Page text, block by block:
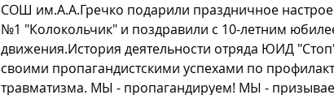
СОШ им.А.А.Гречко подарили праздничное
№1 "Колокольчик" и поздравили с 10-летним
движения.История деятельности отряда ЮИД
своими пропагандистскими успехами по
травматизма. МЫ - пропагандируем! МЫ -